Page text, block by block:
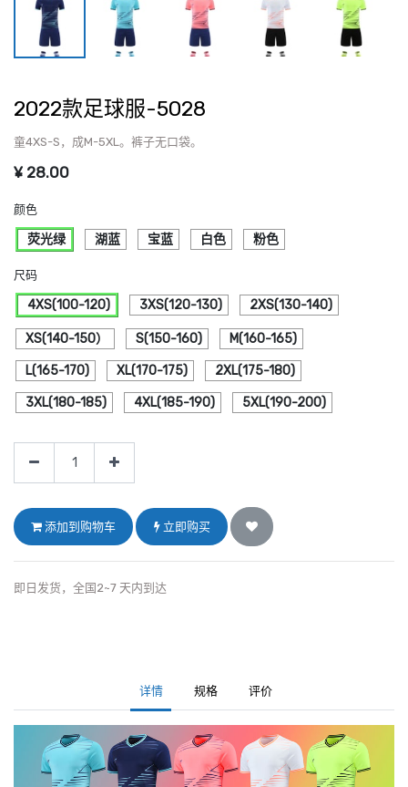
2022款足球服-5028
童4XS-S，成M-5XL。裤子无口袋。
¥ 28.00
颜色
荧光绿 湖蓝 宝蓝 白色 粉色
尺码
4XS(100-120) 3XS(120-130) 2XS(130-140)
XS(140-150） S(150-160) M(160-165)
L(165-170) XL(170-175) 2XL(175-180)
3XL(180-185) 4XL(185-190) 5XL(190-200)
添加到购物车 立即购买
即日发货，全国2~7 天内到达
详情 规格 评价